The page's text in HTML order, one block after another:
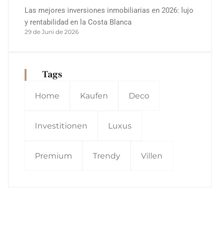
Las mejores inversiones inmobiliarias en 2026: lujo
y rentabilidad en la Costa Blanca
29 de Juni de 2026
Tags
Home Kaufen Deco
Investitionen Luxus
Premium Trendy Villen